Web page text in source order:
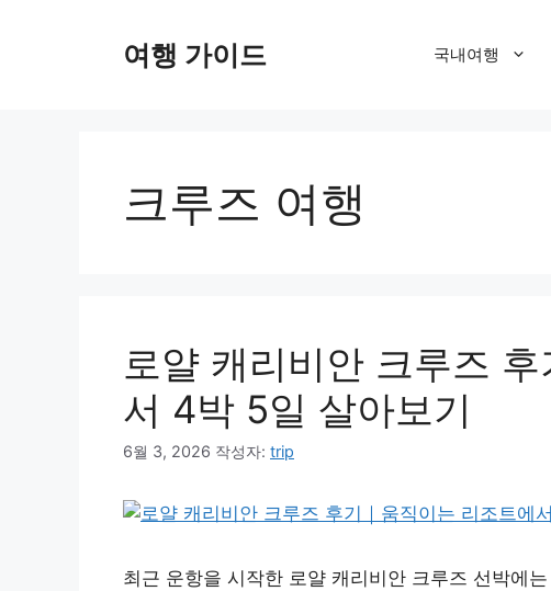
여행 가이드 국내여행
크루즈 여행
로얄 캐리비안 크루즈
서 4박 5일 살아보기
6월 3, 2026 작성자: trip
최근 운항을 시작한 로얄 캐리비안 크루즈 선박에